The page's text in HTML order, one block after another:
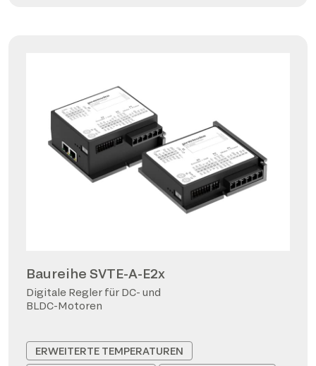
Baureihe SVTE-A-E2x
Digitale Regler für DC- und
BLDC-Motoren
ERWEITERTE TEMPERATUREN